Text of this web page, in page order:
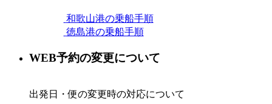
和歌山港の乗船手順
徳島港の乗船手順
WEB予約の変更について
出発日・便の変更時の対応について